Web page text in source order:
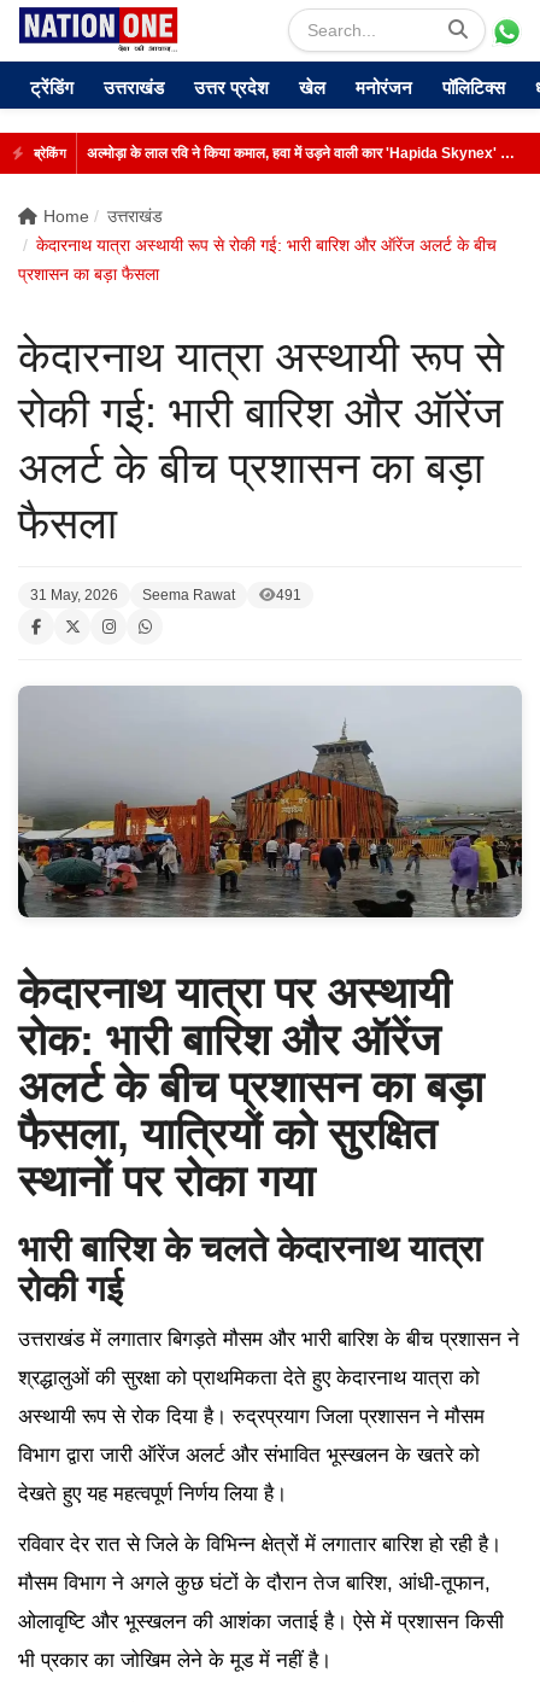
ब्रेकिंग अल्मोड़ा के लाल रवि ने किया कमाल, हवा में उड़ने वाली कार 'Hapida Skynex' का किया सफल परीक्षण
ट्रेंडिंग उत्तराखंड उत्तर प्रदेश खेल मनोरंजन पॉलिटिक्स
Home
उत्तराखंड
केदारनाथ यात्रा अस्थायी रूप से रोकी गई: भारी बारिश और ऑरेंज अलर्ट के बीच
प्रशासन का बड़ा फैसला
केदारनाथ यात्रा अस्थायी रूप से
रोकी गई: भारी बारिश और ऑरेंज
अलर्ट के बीच प्रशासन का बड़ा
फैसला
31 May, 2026 Seema Rawat 491
केदारनाथ यात्रा पर अस्थायी
रोक: भारी बारिश और ऑरेंज
अलर्ट के बीच प्रशासन का बड़ा
फैसला, यात्रियों को सुरक्षित
स्थानों पर रोका गया
भारी बारिश के चलते केदारनाथ यात्रा
रोकी गई
उत्तराखंड में लगातार बिगड़ते मौसम और भारी बारिश के बीच प्रशासन ने
श्रद्धालुओं की सुरक्षा को प्राथमिकता देते हुए केदारनाथ यात्रा को
अस्थायी रूप से रोक दिया है। रुद्रप्रयाग जिला प्रशासन ने मौसम
विभाग द्वारा जारी ऑरेंज अलर्ट और संभावित भूस्खलन के खतरे को
देखते हुए यह महत्वपूर्ण निर्णय लिया है।
रविवार देर रात से जिले के विभिन्न क्षेत्रों में लगातार बारिश हो रही है।
मौसम विभाग ने अगले कुछ घंटों के दौरान तेज बारिश, आंधी-तूफान,
ओलावृष्टि और भूस्खलन की आशंका जताई है। ऐसे में प्रशासन किसी
भी प्रकार का जोखिम लेने के मूड में नहीं है।